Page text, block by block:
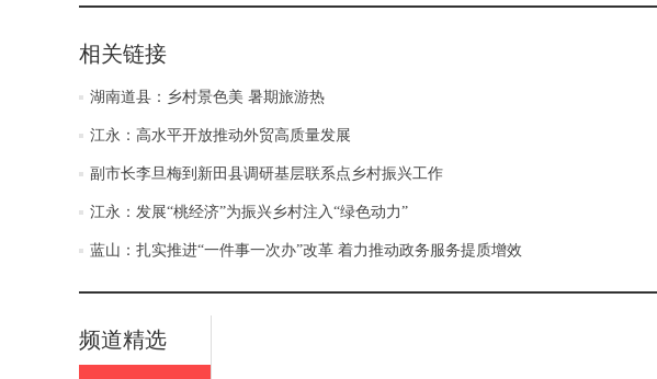
相关链接
湖南道县：乡村景色美 暑期旅游热
江永：高水平开放推动外贸高质量发展
副市长李旦梅到新田县调研基层联系点乡村振兴工作
江永：发展“桃经济”为振兴乡村注入“绿色动力”
蓝山：扎实推进“一件事一次办”改革 着力推动政务服务提质增效
频道精选